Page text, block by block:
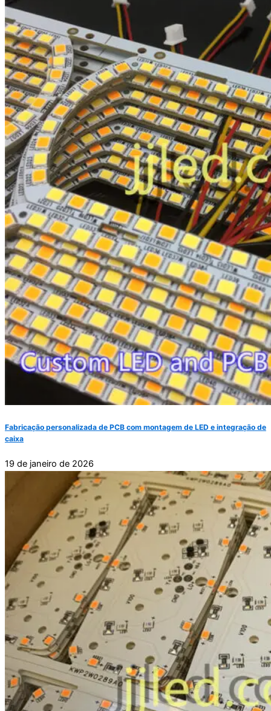
Fabricação personalizada de PCB com montagem de LED e integração de
caixa
19 de janeiro de 2026